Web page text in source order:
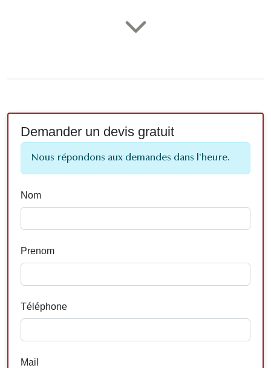
Demander un devis gratuit
Nous répondons aux demandes dans l'heure.
Nom
Prenom
Téléphone
Mail